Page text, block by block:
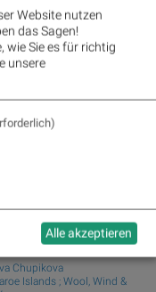
und...
adidas vs. World Wrestling
Resources und Royal
Social Club Board
Lustrum Press
Chupikova
Islands ; Wool, Wind &
Website nutzen
das Sagen!
wie Sie es für richtig
unsere
Alle akzeptieren